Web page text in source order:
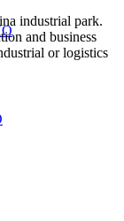
industrial park.
and business
or logistics